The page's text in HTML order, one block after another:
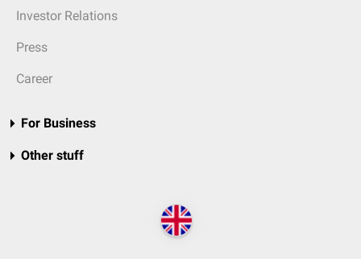
Investor Relations
Press
Career
For Business
Other stuff